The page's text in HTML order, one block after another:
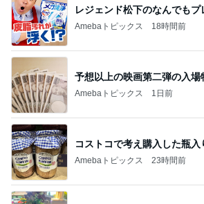
レジェンド松下のなんでもプ
Amebaトピックス 18時間前
予想以上の映画第二弾の入場
Amebaトピックス 1日前
コストコで考え購入した瓶入
Amebaトピックス 23時間前